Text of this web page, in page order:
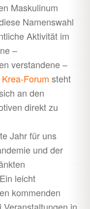
Maskulinum
Namenswahl
Aktivität im
–
verstandene –
Krea-Forum steht
an den
direkt zu
Jahr für uns
und der
leicht
kommenden